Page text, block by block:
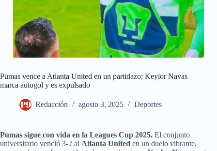
Pumas vence a Atlanta United en un partidazo; Keylor Navas
marca autogol y es expulsado
Redacción agosto 3, 2025 Deportes
Pumas sigue con vida en la Leagues Cup 2025. El conjunto
universitario venció 3-2 al Atlanta United en un duelo vibrante,